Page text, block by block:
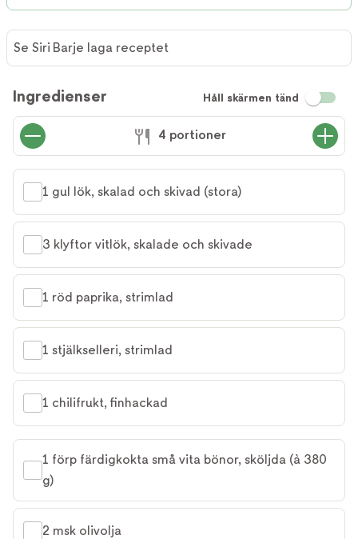
Barje
laga
receptet
Se Siri Barje laga receptet
Ingredienser Håll skärmen tänd
4 portioner
1 gul lök, skalad och skivad (stora)
3 klyftor vitlök, skalade och skivade
1 röd paprika, strimlad
1 stjälkselleri, strimlad
1 chilifrukt, finhackad
1 förp färdigkokta små vita bönor, sköljda (à 380
g)
2 msk olivolja